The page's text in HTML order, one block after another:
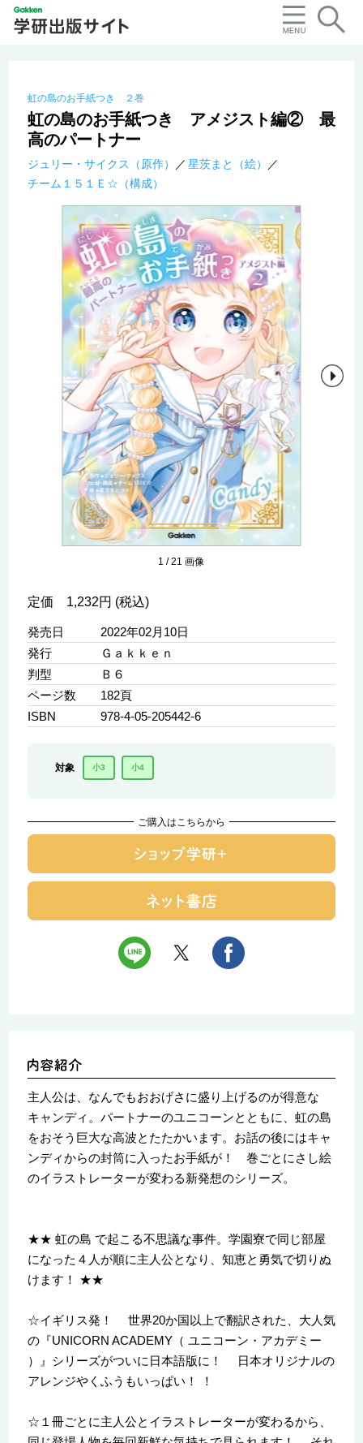
虹の島のお手紙つき ２巻
虹の島のお手紙つき アメジスト編② 最
高のパートナー
ジュリー・サイクス（原作）
星茨まと（絵）
チーム１５１Ｅ☆（構成）
1 /21 画像
定価 1,232円 (税込)
発売日
2022年02月10日
発行
Ｇａｋｋｅｎ
判型
Ｂ６
ページ数
182頁
ISBN
978-4-05-205442-6
対象 小3 小4
ご購入はこちらから
主人公は、なんでもおおげさに盛り上げるのが得意な
キャンディ。パートナーのユニコーンとともに、虹の島
をおそう巨大な高波とたたかいます。お話の後にはキャ
ンディからの封筒に入ったお手紙が！ 巻ごとにさし絵
のイラストレーターが変わる新発想のシリーズ。
★★ 虹の島 で起こる不思議な事件。学園寮で同じ部屋
になった４人が順に主人公となり、知恵と勇気で切りぬ
けます！ ★★
☆イギリス発！ 世界20か国以上で翻訳された、大人気
の『UNICORN ACADEMY（ ユニコーン・アカデミー
）』シリーズがついに日本語版に！ 日本オリジナルの
アレンジやくふうもいっぱい！ ！
☆１冊ごとに主人公とイラストレーターが変わるから、